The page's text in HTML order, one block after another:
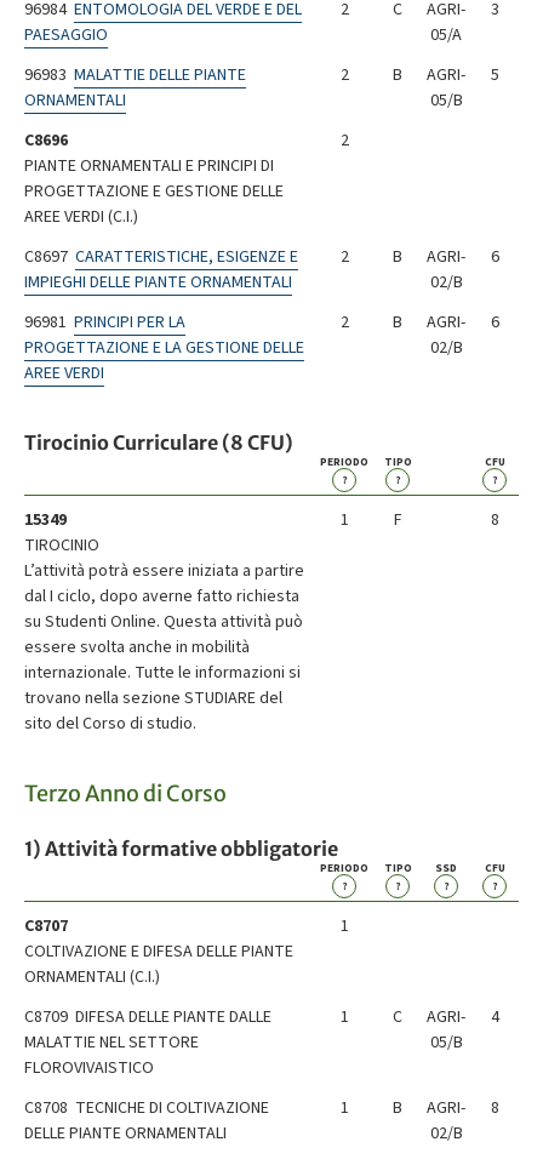
96984 ENTOMOLOGIA DEL VERDE E DEL
PAESAGGIO
2 C
AGRI-
05/A
3
96983 MALATTIE DELLE PIANTE
ORNAMENTALI
2 B
AGRI-
05/B
5
C8696
PIANTE ORNAMENTALI E PRINCIPI DI
PROGETTAZIONE E GESTIONE DELLE
AREE VERDI (C.I.)
2
C8697 CARATTERISTICHE, ESIGENZE E
IMPIEGHI DELLE PIANTE ORNAMENTALI
2 B
AGRI-
02/B
6
96981 PRINCIPI PER LA
PROGETTAZIONE E LA GESTIONE DELLE
AREE VERDI
2 B
AGRI-
02/B
6
Tirocinio Curriculare (8 CFU)
PERIODO
?
TIPO
?
CFU
?
15349
TIROCINIO
L’attività potrà essere iniziata a partire
dal I ciclo, dopo averne fatto richiesta
su Studenti Online. Questa attività può
essere svolta anche in mobilità
internazionale. Tutte le informazioni si
trovano nella sezione STUDIARE del
sito del Corso di studio.
1 F 8
Terzo Anno di Corso
1) Attività formative obbligatorie
PERIODO
?
TIPO
?
SSD
?
CFU
?
C8707
COLTIVAZIONE E DIFESA DELLE PIANTE
ORNAMENTALI (C.I.)
1
C8709 DIFESA DELLE PIANTE DALLE
MALATTIE NEL SETTORE
FLOROVIVAISTICO
1 C
AGRI-
05/B
4
C8708 TECNICHE DI COLTIVAZIONE
DELLE PIANTE ORNAMENTALI
1 B
AGRI-
02/B
8